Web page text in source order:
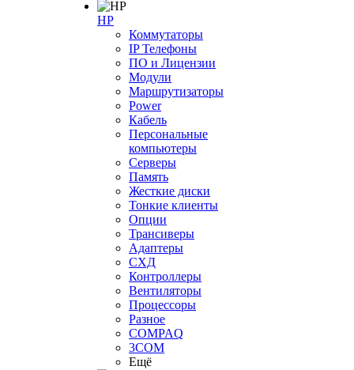
HP
Коммутаторы
IP Телефоны
ПО и Лицензии
Модули
Маршрутизаторы
Power
Кабель
Персональные
компьютеры
Серверы
Память
Жесткие диски
Тонкие клиенты
Опции
Трансиверы
Адаптеры
СХД
Контроллеры
Вентиляторы
Процессоры
Разное
COMPAQ
3COM
Ещё